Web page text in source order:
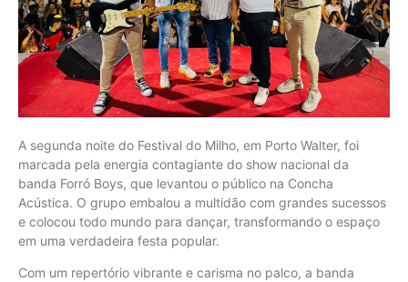
A segunda noite do Festival do Milho, em Porto Walter, foi
marcada pela energia contagiante do show nacional da
banda Forró Boys, que levantou o público na Concha
Acústica. O grupo embalou a multidão com grandes sucessos
e colocou todo mundo para dançar, transformando o espaço
em uma verdadeira festa popular.
Com um repertório vibrante e carisma no palco, a banda